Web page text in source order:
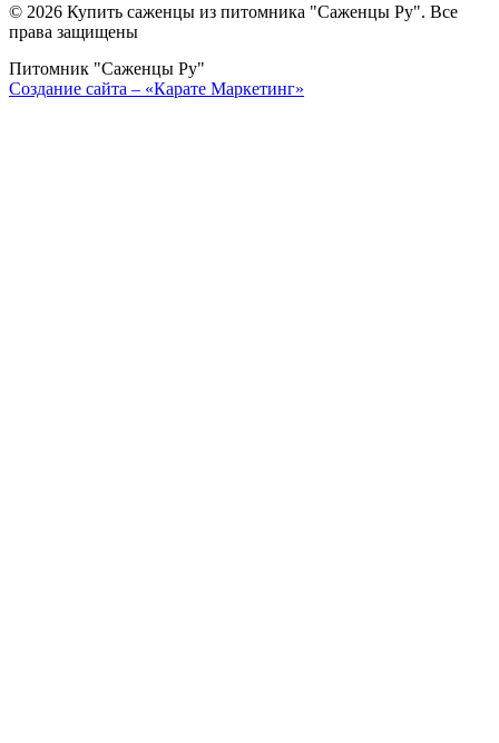
© 2026 Купить саженцы из питомника "Саженцы Ру". Все
права защищены
Питомник "Саженцы Ру"
Создание сайта – «Карате Маркетинг»